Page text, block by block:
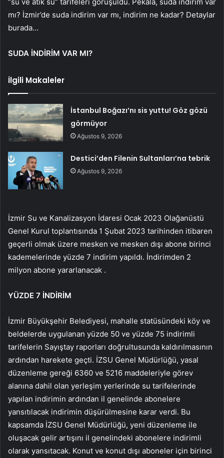
mı? İzmir’de suda indirim var mı, indirim ne kadar? Detaylar
burada…
SUDA İNDİRİM VAR MI?
İlgili Makaleler
İstanbul Boğazı’nı sis yuttu! Göz gözü
görmüyor
Ağustos 9, 2026
Destici’den Filenin Sultanları’na tebrik
Ağustos 9, 2026
İzmir Su ve Kanalizasyon İdaresi Ocak 2023 Olağanüstü
Genel Kurul toplantısında 1 Şubat 2023 tarihinden itibaren
geçerli olmak üzere mesken ve mesken dışı abone birinci
kademelerinde yüzde 7 indirim yapıldı. İndirimden 2
milyon abone yararlanacak .
YÜZDE 7 İNDİRİM
İzmir Büyükşehir Belediyesi, mahalle statüsündeki köy ve
beldelerde uygulanan yüzde 50 ve yüzde 75 indirimli
tarifelerin Sayıştay raporları doğrultusunda kaldırılmasının
ardından harekete geçti. İZSU Genel Müdürlüğü, yasal
düzenleme gereği 6360 ve 5216 maddeleriyle görev
alanına dahil olan yerleşim yerlerinde su tarifelerinde
yapılan indirimin ardından il genelinde abonelere
yansıtılacak indirimin düşürülmesine karar verdi. Bu
kapsamda İZSU Genel Müdürlüğü, yeni düzenleme ile
oluşacak gelir artışını il genelindeki abonelere indirimli
olarak yansıtacak. Konut ve konut dışı aboneler için birinci